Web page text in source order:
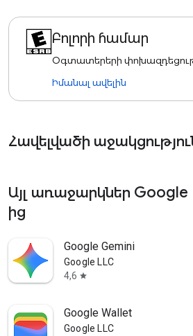
Բոլորի համար
Օգտատերերի
Իմանալ ավելին
Հավելվածի
Այլ առաջարկներ Google
ից
Google Gemini
Google LLC
4,6 star
Google Wallet
Google LLC